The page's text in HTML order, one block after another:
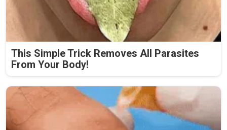
This Simple Trick Removes All Parasites
From Your Body!